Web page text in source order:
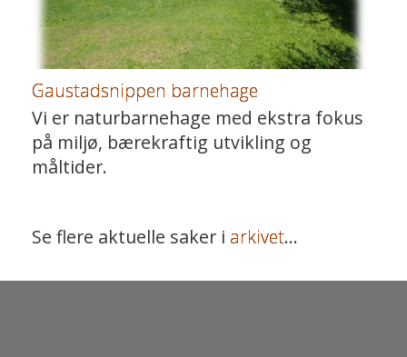
Gaustadsnippen barnehage
Vi er naturbarnehage med ekstra fokus
på miljø, bærekraftig utvikling og
måltider.
Se flere aktuelle saker i arkivet...